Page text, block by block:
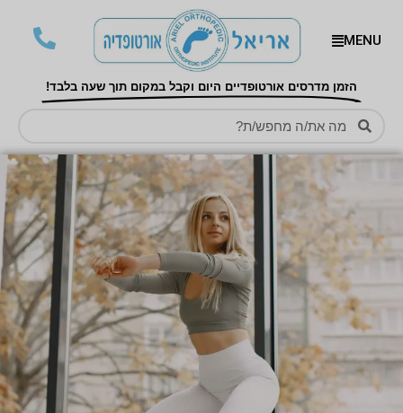
MENU
הזמן מדרסים אורטופדיים היום וקבל במקום תוך שעה בלבד!